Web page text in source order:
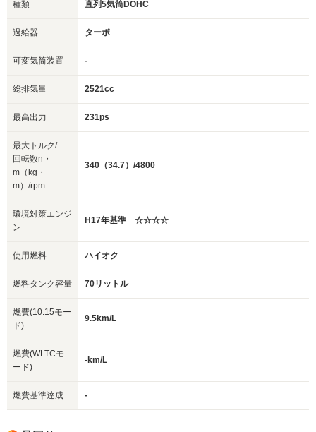
種類 直列5気筒DOHC
過給器 ターボ
可変気筒装置 -
総排気量 2521cc
最高出力 231ps
最大トルク/
回転数n・
m（kg・
m）/rpm
340（34.7）/4800
環境対策エンジ
ン
H17年基準 ☆☆☆☆
使用燃料 ハイオク
燃料タンク容量 70リットル
燃費(10.15モー
ド)
9.5km/L
燃費(WLTCモ
ード)
-km/L
燃費基準達成 -